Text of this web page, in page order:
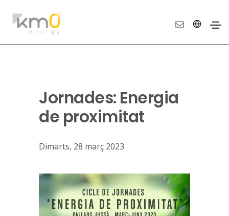
Jornades: Energia
de proximitat
Dimarts, 28 març 2023